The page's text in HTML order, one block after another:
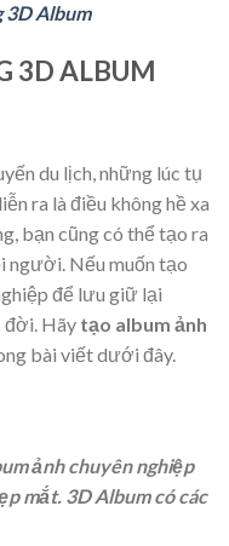
3D Album
3D ALBUM
du lịch, những lúc tụ
ra là điều không hề xa
bạn cũng có thể tạo ra
người. Nếu muốn tạo
để lưu giữ lại
đời. Hãy tạo album ảnh
bài viết dưới đây.
ảnh chuyên nghiệp
mắt. 3D Album có các